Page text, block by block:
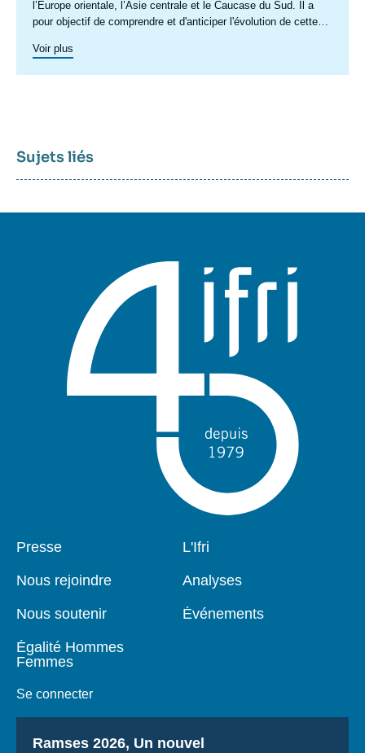
l’Europe orientale, l’Asie centrale et le Caucase du Sud. Il a
pour objectif de comprendre et d'anticiper l'évolution de cette
débat public en France et en Europe, et pour aider à la décision
Voir plus
Sujets liés
associés
Pied
Presse
Nous rejoindre
Nous soutenir
Égalité Hommes
Femmes
Se connecter
Navigation
L'Ifri
Analyses
Événements
Titre
Ramses 2026, Un nouvel